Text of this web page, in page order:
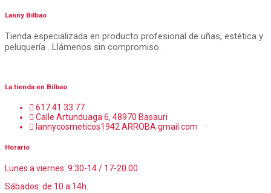
Lanny Bilbao
Tienda especializada en producto profesional de uñas, estética y
peluquería . Llámenos sin compromiso.
La tienda en Bilbao
617 41 33 77
Calle Artunduaga 6, 48970 Basauri
lannycosmeticos1942 ARROBA gmail.com
Horario
Lunes a viernes: 9:30-14 / 17-20.00
Sábados: de 10 a 14h.